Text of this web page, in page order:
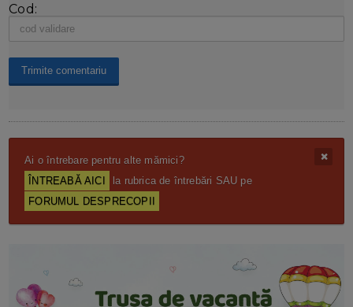
Cod:
Ai o întrebare pentru alte mămici?
ÎNTREABĂ AICI
la rubrica de întrebări SAU pe
FORUMUL DESPRECOPII